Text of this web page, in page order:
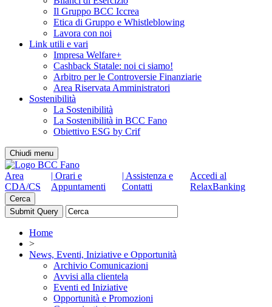
Il Gruppo BCC Iccrea
Etica di Gruppo e Whistleblowing
Lavora con noi
Link utili e vari
Impresa Welfare+
Cashback Statale: noi ci siamo!
Arbitro per le Controversie Finanziarie
Area Riservata Amministratori
Sostenibilità
La Sostenibilità
La Sostenibilità in BCC Fano
Obiettivo ESG by Crif
Chiudi menu
Area
CDA/CS
| Orari e
Appuntamenti
| Assistenza e
Contatti
Accedi al
RelaxBanking
Cerca
Home
>
News, Eventi, Iniziative e Opportunità
Archivio Comunicazioni
Avvisi alla clientela
Eventi ed Iniziative
Opportunità e Promozioni